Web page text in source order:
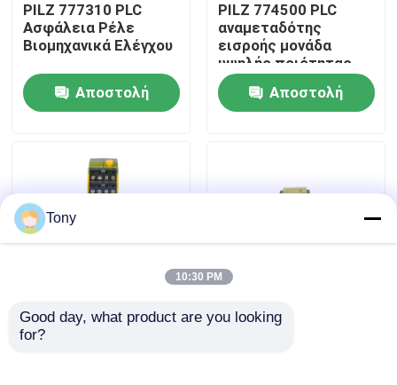
Επισκεψή εργοστασίου
Έλεγχος ποιότητας
Ζητήστε μια προσφορά
Ενότητα PLC Άλλεν Bradley
PILZ 777310 PLC
Ασφάλεια Ρέλε
Βιομηχανικά Ελέγχου
Αποστολή
PILZ 774500 PLC
αναμεταδότης
εισροής μονάδα
υψηλής ποιότητας
αρχικό απόθεμα
Αποστολή
PILZ 773536 PLC
Αρχική νέα μονάδα
Μονάδα εισόδου
Tony
10:30 PM
Good day, what product are you looking
for?